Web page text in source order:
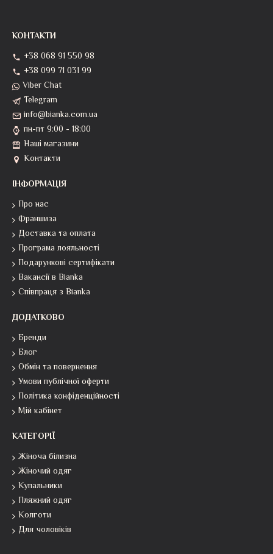
КОНТАКТИ
+38 068 91 550 98
+38 099 71 031 99
Viber Chat
Telegram
info@bianka.com.ua
пн-пт 9:00 - 18:00
Наші магазини
Контакти
ІНФОРМАЦІЯ
Про нас
Франшиза
Доставка та оплата
Програма лояльності
Подарункові сертифікати
Вакансії в Bianka
Співпраця з Bianka
ДОДАТКОВО
Бренди
Блог
Обмін та повернення
Умови публічної оферти
Політика конфіденційності
Мій кабінет
КАТЕГОРІЇ
Жіноча білизна
Жіночий одяг
Купальники
Пляжний одяг
Колготи
Для чоловіків